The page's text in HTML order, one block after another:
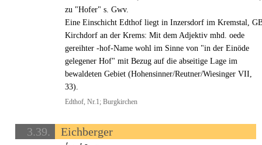
zu "Hofer" s. Gwv.
Eine Einschicht Edthof liegt in Inzersdorf im Kremstal,
Kirchdorf an der Krems: Mit dem Adjektiv mhd. oede
gereihter -hof-Name wohl im Sinne von "in der Einöde
gelegener Hof" mit Bezug auf die abseitige Lage im
bewaldeten Gebiet (Hohensinner/Reutner/Wiesinger VII,
33).
Edthof, Nr.1; Burgkirchen
3.39. Eichberger